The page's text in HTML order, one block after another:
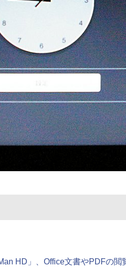
HD」、Office文書やPDFの閲